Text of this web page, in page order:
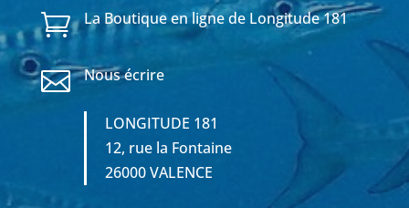
 La Boutique en ligne de Longitude 181
 Nous écrire
LONGITUDE 181
12, rue la Fontaine
26000 VALENCE